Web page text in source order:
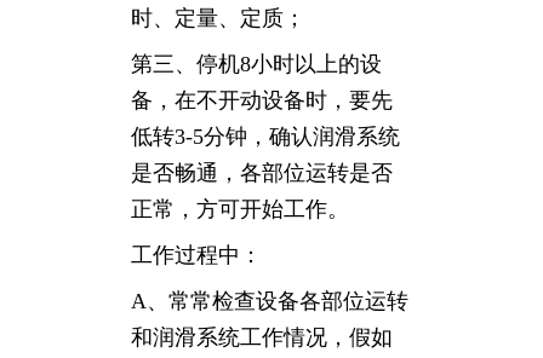
时、定量、定质；
第三、停机8小时以上的设
备，在不开动设备时，要先
低转3-5分钟，确认润滑系统
是否畅通，各部位运转是否
正常，方可开始工作。
工作过程中：
A、常常检查设备各部位运转
和润滑系统工作情况，假如